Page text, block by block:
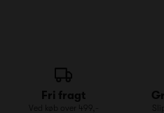
Fri fragt
Ved køb over 499,-